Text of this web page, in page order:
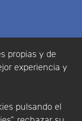
propias y de
experiencia y
pulsando el